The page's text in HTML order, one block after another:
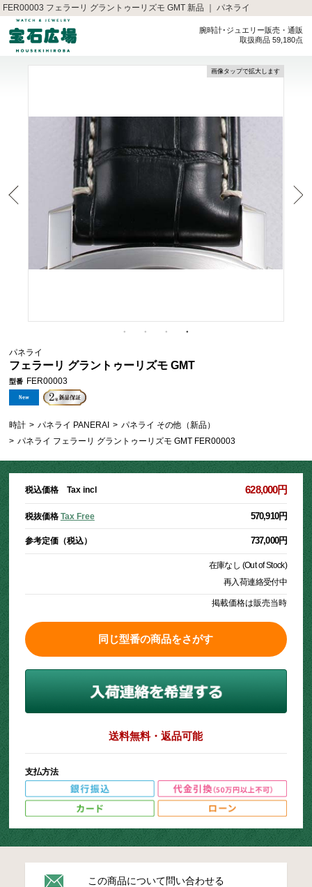
FER00003 フェラーリ グラントゥーリズモ GMT 新品 ｜ パネライ
腕時計･ジュエリー販売・通販
取扱商品 59,180点
画像タップで拡大します
パネライ
フェラーリ グラントゥーリズモ GMT
型番 FER00003
時計 > パネライ PANERAI > パネライ その他（新品）
> パネライ フェラーリ グラントゥーリズモ GMT FER00003
税込価格 Tax incl 628,000円
税抜価格 Tax Free 570,910円
参考定価（税込） 737,000円
在庫なし (Out of Stock)
再入荷連絡受付中
掲載価格は販売当時
同じ型番の商品をさがす
送料無料・返品可能
支払方法
この商品について問い合わせる